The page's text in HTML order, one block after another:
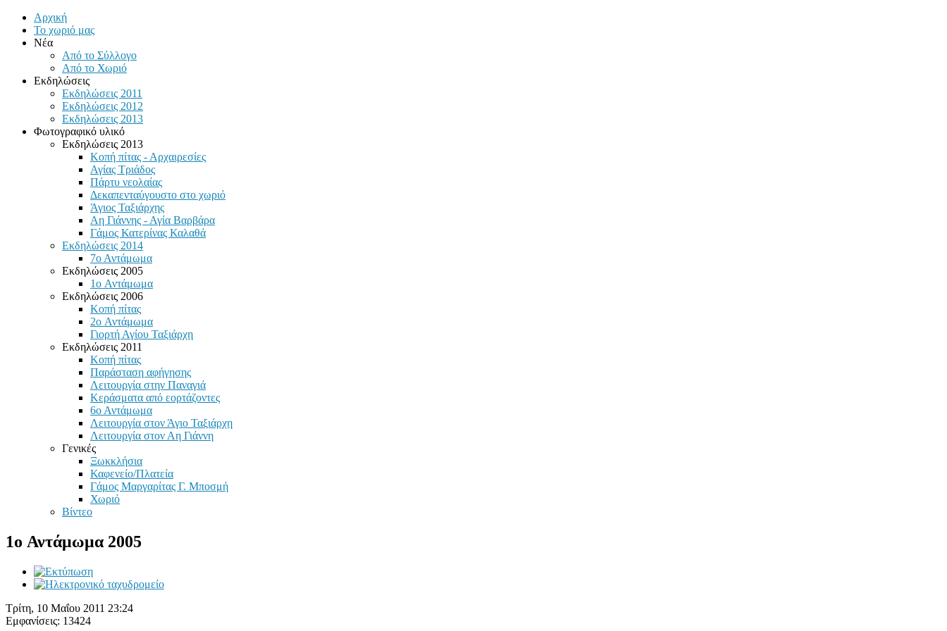
Αρχική
Το χωριό μας
Νέα
Από το Σύλλογο
Από το Χωριό
Εκδηλώσεις
Εκδηλώσεις 2011
Εκδηλώσεις 2012
Εκδηλώσεις 2013
Φωτογραφικό υλικό
Εκδηλώσεις 2013
Κοπή πίτας - Αρχαιρεσίες
Αγίας Τριάδος
Πάρτυ νεολαίας
Δεκαπενταύγουστο στο χωριό
Άγιος Ταξιάρχης
Αη Γιάννης - Αγία Βαρβάρα
Γάμος Κατερίνας Καλαθά
Εκδηλώσεις 2014
7ο Αντάμωμα
Εκδηλώσεις 2005
1o Αντάμωμα
Εκδηλώσεις 2006
Κοπή πίτας
2o Αντάμωμα
Γιορτή Αγίου Ταξιάρχη
Εκδηλώσεις 2011
Κοπή πίτας
Παράσταση αφήγησης
Λειτουργία στην Παναγιά
Κεράσματα από εορτάζοντες
6ο Αντάμωμα
Λειτουργία στον Άγιο Ταξιάρχη
Λειτουργία στον Αη Γιάννη
Γενικές
Ξωκκλήσια
Καφενείο/Πλατεία
Γάμος Μαργαρίτας Γ. Μποσμή
Χωριό
Βίντεο
1o Αντάμωμα 2005
Τρίτη, 10 Μαΐου 2011 23:24
Εμφανίσεις: 13424